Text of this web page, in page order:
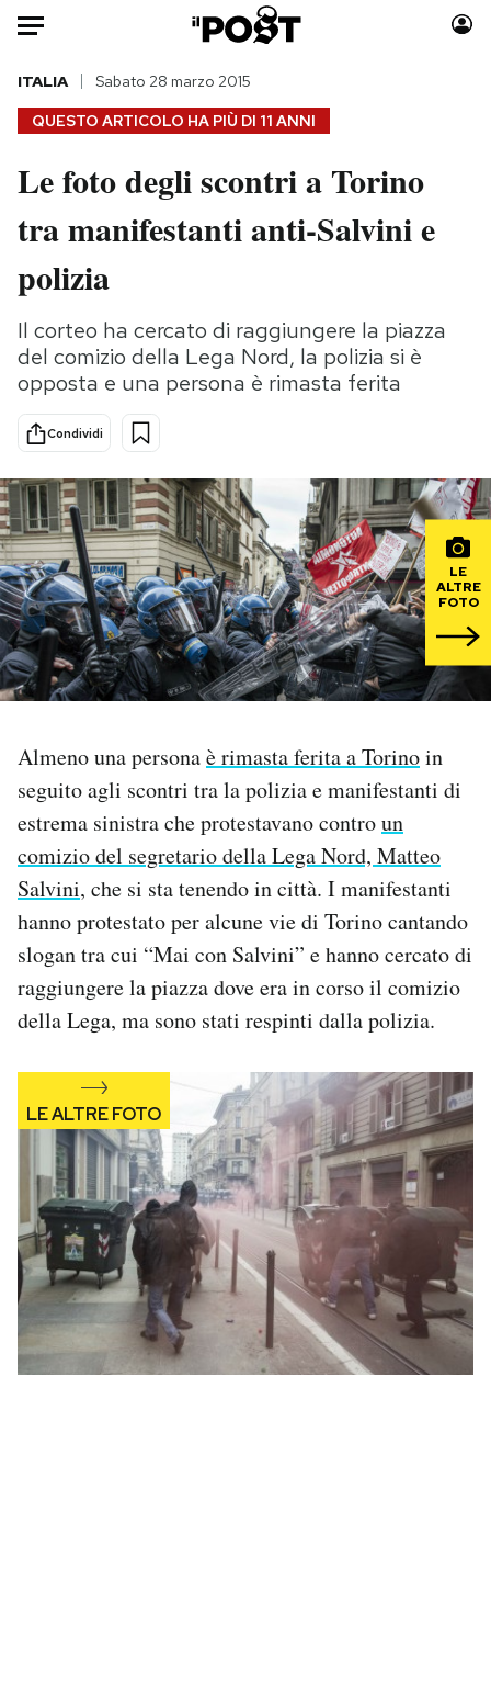
Auto
HOME
Italia
Politica
Tecnologia
Scienza
Cultura
Sport
Moda
Consumismi
Media
Europa
PODCAST
NEWSLETTER
I MIEI PREFERITI
SHOP
CALENDARIO
AREA PERSONALE
Area Personale
Notifiche mobile
Regala il Post
Esci
QUESTO ARTICOLO HA PIÙ DI 11 ANNI
ITALIA Sabato 28 marzo 2015
Le foto degli scontri a Torino
tra manifestanti anti-Salvini e
polizia
Il corteo ha cercato di raggiungere la piazza
del comizio della Lega Nord, la polizia si è
opposta e una persona è rimasta ferita
Condividi
LE
ALTRE
FOTO
Almeno una personaè rimasta ferita a Torinoin
seguito agli scontri tra la polizia e manifestanti di
estrema sinistra che protestavano controun
comizio del segretario della Lega Nord, Matteo
Salvini, che si sta tenendo in città. I manifestanti
hanno protestato per alcune vie di Torino cantando
slogan tra cui “Mai con Salvini” e hanno cercato di
raggiungere la piazza dove era in corso il comizio
della Lega, ma sono stati respinti dalla polizia.